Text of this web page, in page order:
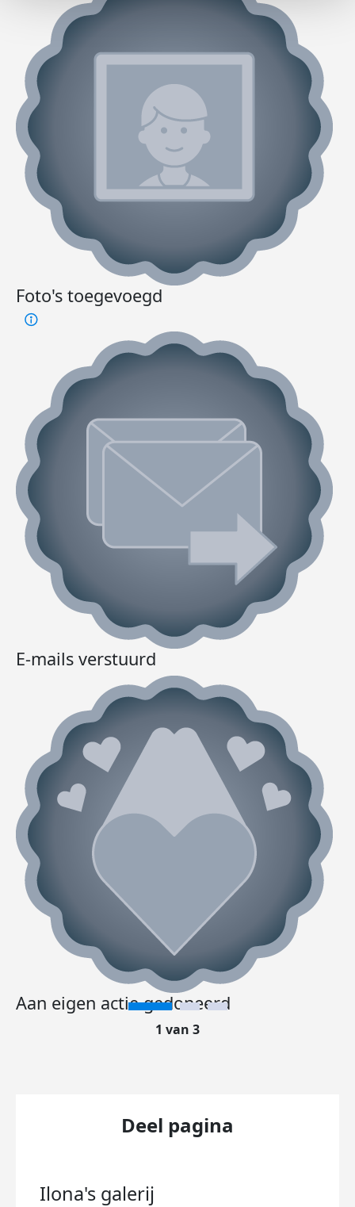
Foto's toegevoegd
E-mails verstuurd
Aan eigen actie gedoneerd
1 van 3
Deel pagina
Ilona's galerij